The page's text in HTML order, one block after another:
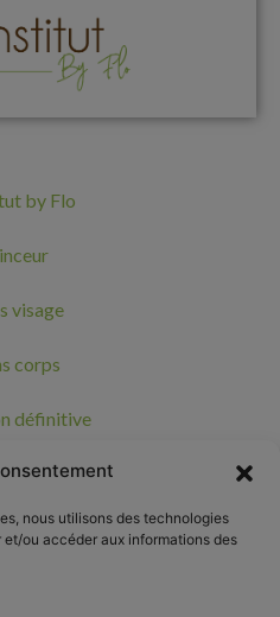
nous utilisons des technologies
ou accéder aux informations des
by Flo
visage
corps
définitive